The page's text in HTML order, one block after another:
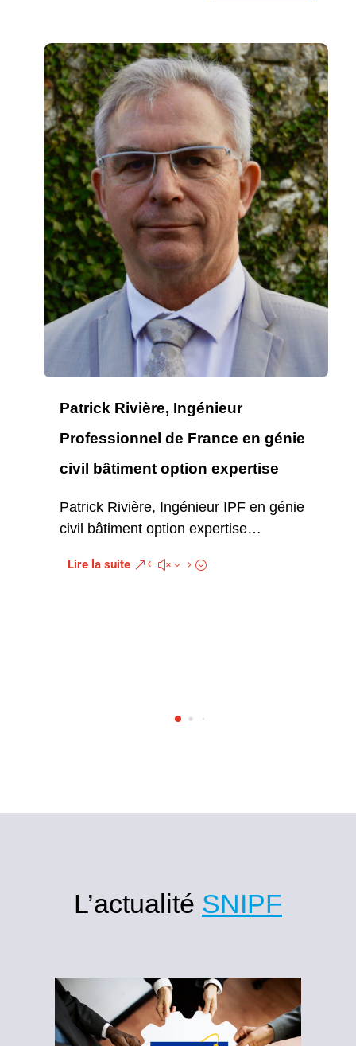
Patrick Rivière, Ingénieur
Professionnel de France en génie
civil bâtiment option expertise
Patrick Rivière, Ingénieur IPF en génie
civil bâtiment option expertise…
Lire la suite
L’actualité SNIPF